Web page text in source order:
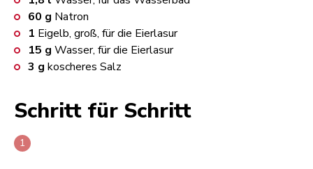
60 g Natron
1 Eigelb, groß, für die Eierlasur
15 g Wasser, für die Eierlasur
3 g koscheres Salz
Schritt für Schritt